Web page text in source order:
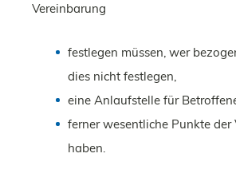
Vereinbarung
festlegen müssen, wer
dies nicht festlegen,
eine Anlaufstelle für
ferner wesentliche Punkte
haben.